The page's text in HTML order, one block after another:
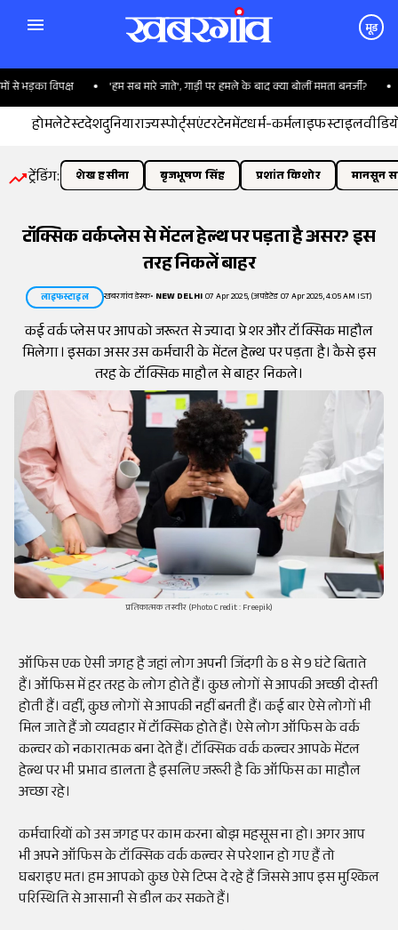
मूड
विपक्ष 'हम सब मारे जाते', गाड़ी पर हमले के बाद क्या बोलीं ममता बनर्जी?
होमलेटेस्टदेशदुनियाराज्यस्पोर्ट्सएंटरटेनमेंटधर्म-कर्मलाइफस्टाइल
ट्रेंडिंग: शेख हसीना बृजभूषण सिंह प्रशांत किशोर मानसून
टॉक्सिक वर्कप्लेस से मेंटल हेल्थ पर पड़ता है असर? इस
तरह निकलें बाहर
लाइफस्टाइल खबरगांव डेस्क• NEW DELHI07 Apr 2025, (अपडेटेड 07 Apr 2025, 4:05 AM IST)
कई वर्क प्लेस पर आपको जरूरत से ज्यादा प्रेशर और टॉक्सिक माहौल
मिलेगा। इसका असर उस कर्मचारी के मेंटल हेल्थ पर पड़ता है। कैसे इस
तरह के टॉक्सिक माहौल से बाहर निकले।
प्रतिकात्मक तस्वीर (Photo Credit : Freepik)
ऑफिस एक ऐसी जगह है जहां लोग अपनी जिंदगी के 8 से 9 घंटे बिताते
हैं। ऑफिस में हर तरह के लोग होते हैं। कुछ लोगों से आपकी अच्छी दोस्ती
होती हैं। वहीं, कुछ लोगों से आपकी नहीं बनती हैं। कई बार ऐसे लोगों भी
मिल जाते हैं जो व्यवहार में टॉक्सिक होते हैं। ऐसे लोग ऑफिस के वर्क
कल्चर को नकारात्मक बना देते हैं। टॉक्सिक वर्क कल्चर आपके मेंटल
हेल्थ पर भी प्रभाव डालता है इसलिए जरूरी है कि ऑफिस का माहौल
अच्छा रहे।
कर्मचारियों को उस जगह पर काम करना बोझ महसूस ना हो। अगर आप
भी अपने ऑफिस के टॉक्सिक वर्क कल्चर से परेशान हो गए हैं तो
घबराइए मत। हम आपको कुछ ऐसे टिप्स दे रहे हैं जिससे आप इस मुश्किल
परिस्थिति से आसानी से डील कर सकते हैं।